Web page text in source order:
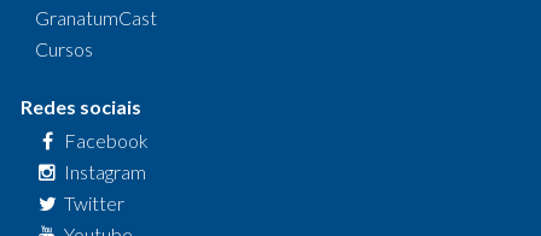
GranatumCast
Cursos
Redes sociais
Facebook
Instagram
Twitter